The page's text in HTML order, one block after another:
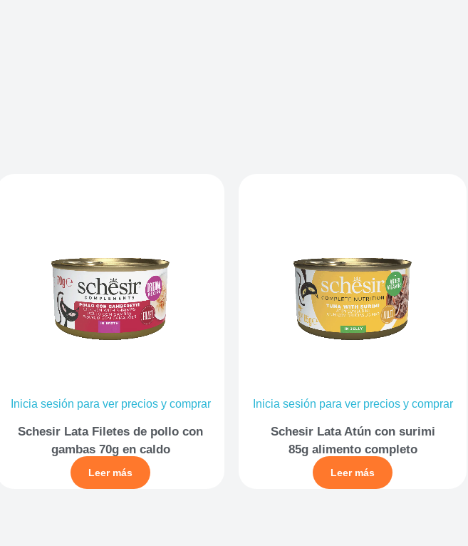
Inicia sesión para ver precios y comprar
Schesir Lata Filetes de pollo con
gambas 70g en caldo
Leer más
Inicia sesión para ver precios y comprar
Schesir Lata Atún con surimi
85g alimento completo
Leer más